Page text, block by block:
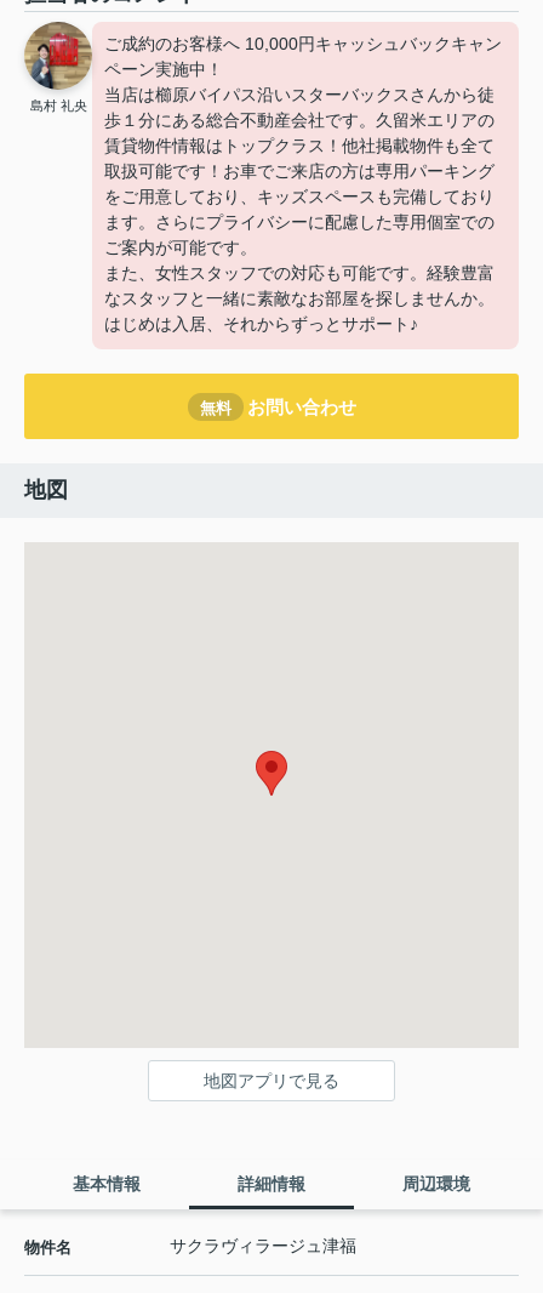
島村 礼央
ご成約のお客様へ 10,000円キャッシュバックキャン
ペーン実施中！
当店は櫛原バイパス沿いスターバックスさんから徒
歩１分にある総合不動産会社です。久留米エリアの
賃貸物件情報はトップクラス！他社掲載物件も全て
取扱可能です！お車でご来店の方は専用パーキング
をご用意しており、キッズスペースも完備しており
ます。さらにプライバシーに配慮した専用個室での
ご案内が可能です。
また、女性スタッフでの対応も可能です。経験豊富
なスタッフと一緒に素敵なお部屋を探しませんか。
はじめは入居、それからずっとサポート♪
無料 お問い合わせ
地図
地図アプリで見る
基本情報 詳細情報 周辺環境
物件名 サクラヴィラージュ津福